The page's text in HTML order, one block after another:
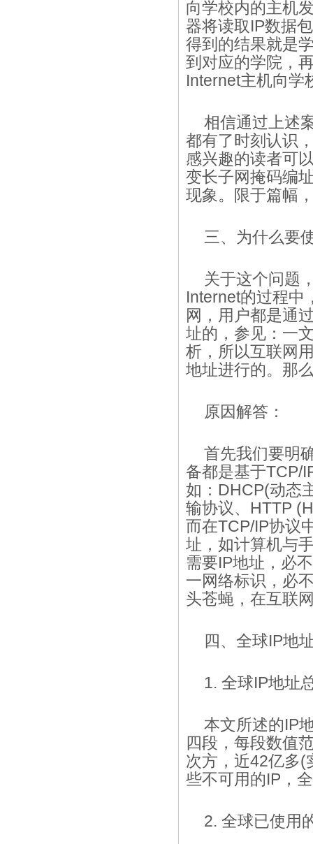
向学校内的主机
器将读取IP数据
得到的结果就是
到对应的学院，
Internet主机向学
相信通过上述
都有了时刻认识
感兴趣的读者可
变长子网掩码编
现象。限于篇幅
三、为什么要
关于这个问题
Internet的过程中
网，用户都是通
址的，参见：一
析，所以互联网
地址进行的。那
原因解答：
首先我们要明
备都是基于TCP/
如：DHCP(动态
输协议、HTTP
而在TCP/IP协议
址，如计算机与
需要IP地址，必
一网络标识，必
头苍蝇，在互联
四、全球IP地
1. 全球IP地址
本文所述的IP
四段，每段数值
次方，近42亿多(
些不可用的IP，
2. 全球已使用